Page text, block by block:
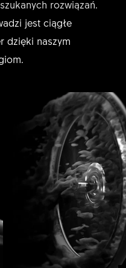
rozwiązań.
jest ciągłe
dzięki naszym